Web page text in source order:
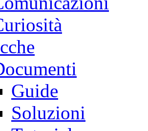
Guide
Soluzioni